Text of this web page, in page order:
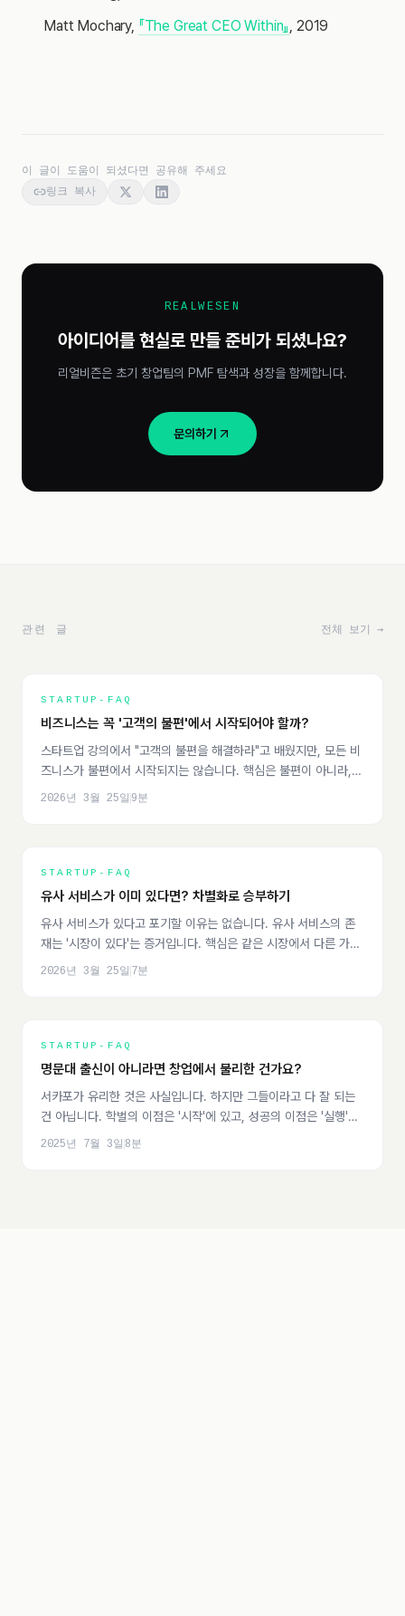
Matt Mochary, 『The Great CEO Within』 , 2019
이 글이 도움이 되셨다면 공유해 주세요
링크 복사
REALWESEN
아이디어를 현실로 만들 준비가 되셨나요?
리얼비즌은 초기 창업팀의 PMF 탐색과 성장을 함께합니다.
문의하기
관련 글 전체 보기 →
STARTUP-FAQ
비즈니스는 꼭 '고객의 불편'에서 시작되어야 할까?
스타트업 강의에서 "고객의 불편을 해결하라"고 배웠지만, 모든 비
즈니스가 불편에서 시작되지는 않습니다. 핵심은 불편이 아니라,
'비즈니스화할 수 있는 문제'를 정의하는 것입니다.
2026년 3월 25일 9분
STARTUP-FAQ
유사 서비스가 이미 있다면? 차별화로 승부하기
유사 서비스가 있다고 포기할 이유는 없습니다. 유사 서비스의 존
재는 '시장이 있다'는 증거입니다. 핵심은 같은 시장에서 다른 가치
를 제안하는 것입니다.
2026년 3월 25일 7분
STARTUP-FAQ
명문대 출신이 아니라면 창업에서 불리한 건가요?
서카포가 유리한 것은 사실입니다. 하지만 그들이라고 다 잘 되는
건 아닙니다. 학벌의 이점은 '시작'에 있고, 성공의 이점은 '실행'에
있습니다.
2025년 7월 3일 8분